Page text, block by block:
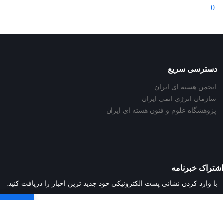
0
دسترسی سریع
انجمن هسته ای ایران
سازمان انرژی اتمی ایران
پژوهشگاه علوم و فنون هسته ای ایران
اشتراک خبرنامه
با وارد کردن نشانی پست الکترونیکی خود جدید ترین اخبار را دریافت کنید.